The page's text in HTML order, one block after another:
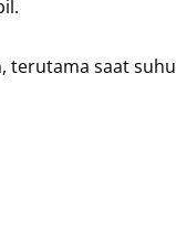
terutama saat suhu